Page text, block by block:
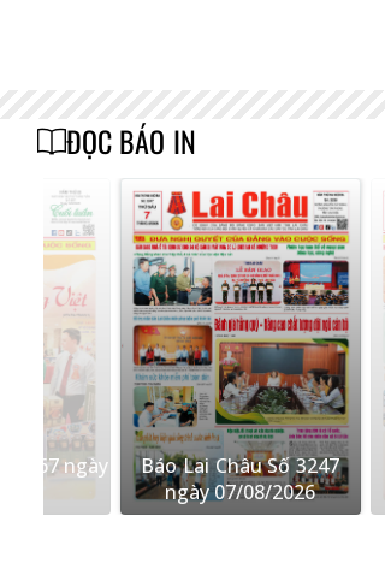
ĐỌC BÁO IN
567 ngày
Báo Lai Châu Số 3247
ngày 07/08/2026